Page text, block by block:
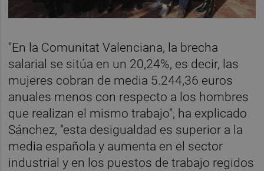
"En la Comunitat Valenciana, la brecha
salarial se sitúa en un 20,24%, es decir, las
mujeres cobran de media 5.244,36 euros
anuales menos con respecto a los hombres
que realizan el mismo trabajo", ha explicado
Sánchez, "esta desigualdad es superior a la
media española y aumenta en el sector
industrial y en los puestos de trabajo regidos